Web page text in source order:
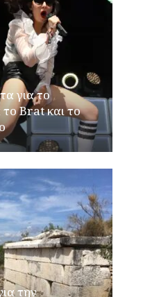
για το
Brat και το
την